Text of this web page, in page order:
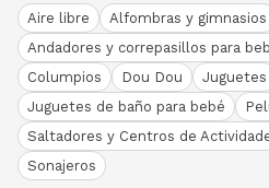
Aire libre
Alfombras y gimnasios
Andadores y correpasillos para
Columpios
Dou Dou
Juguetes
Juguetes de baño para bebé
Saltadores y Centros de
Sonajeros